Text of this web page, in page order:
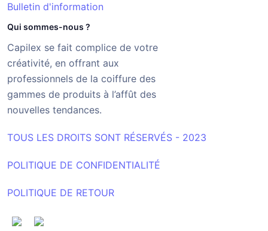
Bulletin d'information
Qui sommes-nous ?
Capilex se fait complice de votre
créativité, en offrant aux
professionnels de la coiffure des
gammes de produits à l’affût des
nouvelles tendances.
TOUS LES DROITS SONT RÉSERVÉS - 2023
POLITIQUE DE CONFIDENTIALITÉ
POLITIQUE DE RETOUR